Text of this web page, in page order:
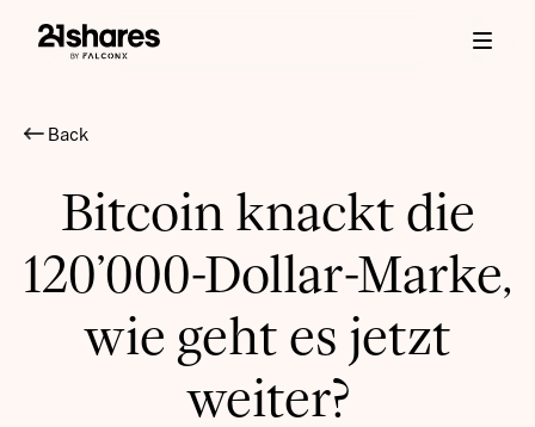
Back
Bitcoin knackt die
120’000-Dollar-Marke,
wie geht es jetzt
weiter?